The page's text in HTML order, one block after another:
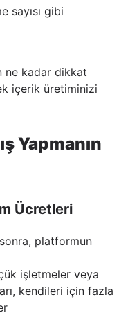
sayısı gibi
ne kadar dikkat
içerik üretiminizi
Yapmanın
Ücretleri
platformun
işletmeler veya
kendileri için fazla